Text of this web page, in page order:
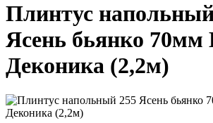
Плинтус
Ясень бьянко 70мм
Деконика (2,2м)